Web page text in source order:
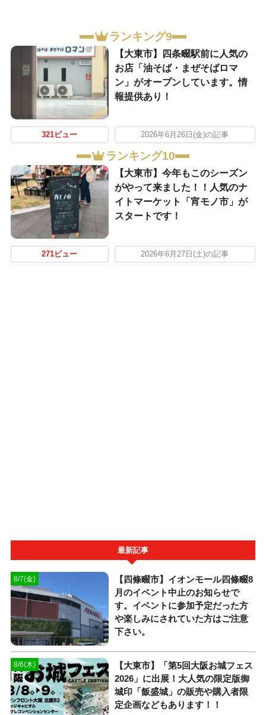
ランキング9
【大東市】四条畷駅前に人気の
お店「油そば・まぜそばロマ
ン」がオープンしています。情
報提供あり！
321ビュー 2026年6月26日(金)の記事
ランキング10
【大東市】今年もこのシーズン
がやって来ました！！人気のナ
イトマーケット「宵モノ市」が
スタートです！
271ビュー 2026年6月27日(土)の記事
最新記事
8/7(金)
【四條畷市】イオンモール四條畷8
月のイベント中止のお知らせで
す。イベントに参加予定だった方
や楽しみにされていた方はご注意
下さい。
8/6(木)
【大東市】「第5回大阪お城フェス
2026」に出展！大人気の限定版御
城印「飯盛城」の販売や購入者限
定企画などもあります！！